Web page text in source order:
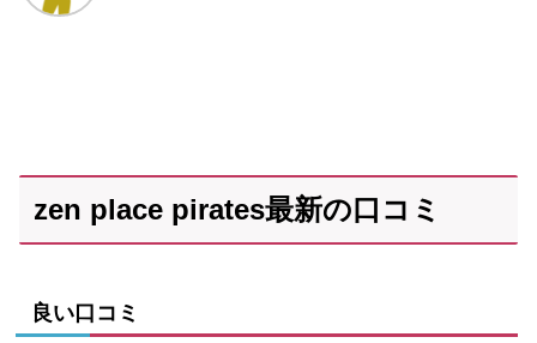
zen place pirates最新の口コミ
良い口コミ